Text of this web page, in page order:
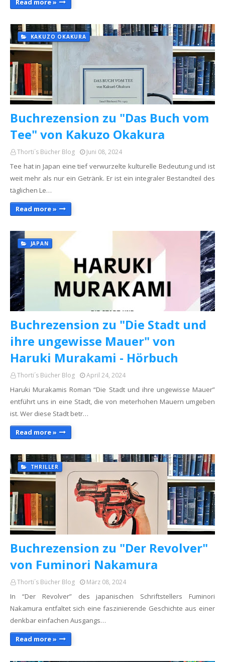
Read more »
KAKUZO OKAKURA
Buchrezension zu "Das Buch vom
Tee" von Kakuzo Okakura
Thorti´s Bücher Blog Juni 08, 2024
Tee hat in Japan eine tief verwurzelte kulturelle Bedeutung und ist
weit mehr als nur ein Getränk. Er ist ein integraler Bestandteil des
täglichen Le…
Read more »
JAPAN
Buchrezension zu "Die Stadt und
ihre ungewisse Mauer" von
Haruki Murakami - Hörbuch
Thorti´s Bücher Blog April 24, 2024
Haruki Murakamis Roman “Die Stadt und ihre ungewisse Mauer”
entführt uns in eine Stadt, die von meterhohen Mauern umgeben
ist. Wer diese Stadt betr…
Read more »
THRILLER
Buchrezension zu "Der Revolver"
von Fuminori Nakamura
Thorti´s Bücher Blog März 08, 2024
In “Der Revolver” des japanischen Schriftstellers Fuminori
Nakamura entfaltet sich eine faszinierende Geschichte aus einer
denkbar einfachen Ausgangs…
Read more »